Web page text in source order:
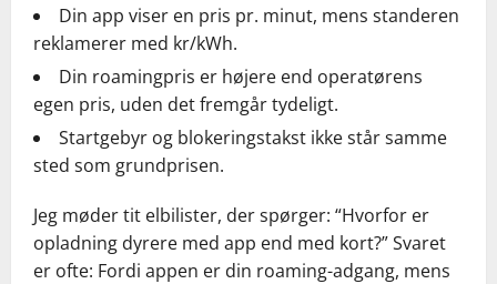
Din app viser en pris pr. minut, mens standeren
reklamerer med kr/kWh.
Din roamingpris er højere end operatørens
egen pris, uden det fremgår tydeligt.
Startgebyr og blokeringstakst ikke står samme
sted som grundprisen.
Jeg møder tit elbilister, der spørger: “Hvorfor er
opladning dyrere med app end med kort?” Svaret
er ofte: Fordi appen er din roaming-adgang, mens